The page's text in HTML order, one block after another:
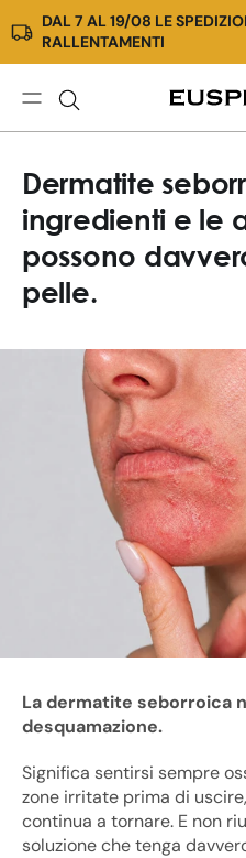
Ir
directamente
al
contenido
DAL 7 AL 19/08 LE
RALLENTAMENTI
ingredienti
e
le
abitudini
Dermatite
ingredienti e le
possono
pelle.
La dermatite seborroica
desquamazione.
Significa sentirsi sempre
zone irritate prima di
continua a tornare. E non
soluzione che tenga